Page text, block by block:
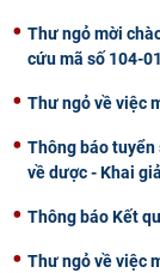
Thư ngỏ mời
cứu mã số 104-
Thư ngỏ về việc
Thông báo
về dược - Khai
Thông báo Kết
Thư ngỏ về việc